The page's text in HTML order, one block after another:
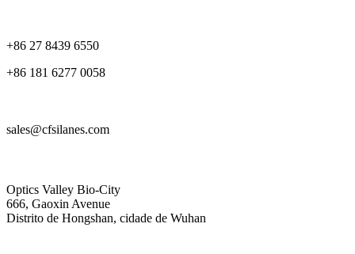
+86 27 8439 6550
+86 181 6277 0058
sales@cfsilanes.com
Optics Valley Bio-City
666, Gaoxin Avenue
Distrito de Hongshan, cidade de Wuhan